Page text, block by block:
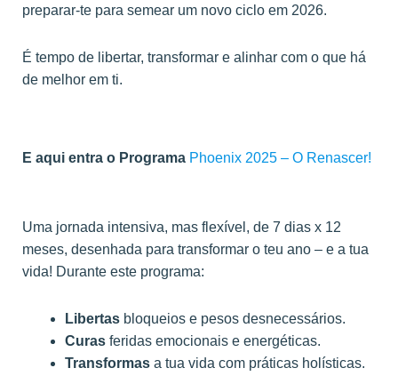
preparar-te para semear um novo ciclo em 2026.
É tempo de libertar, transformar e alinhar com o que há
de melhor em ti.
E aqui entra o Programa Phoenix 2025 – O Renascer!
Uma jornada intensiva, mas flexível, de 7 dias x 12
meses, desenhada para transformar o teu ano – e a tua
vida! Durante este programa:
Libertasbloqueios e pesos desnecessários.
Curasferidas emocionais e energéticas.
Transformasa tua vida com práticas holísticas.